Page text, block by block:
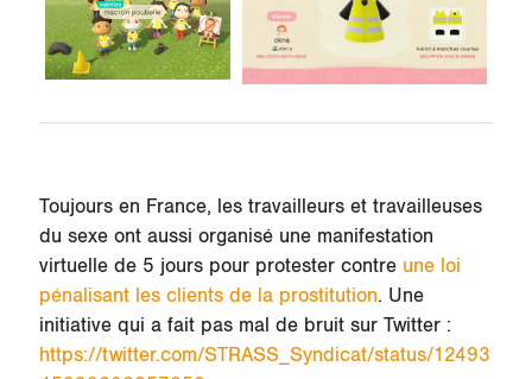
Toujours en France, les travailleurs et travailleuses
du sexe ont aussi organisé une manifestation
virtuelle de 5 jours pour protester contre une loi
pénalisant les clients de la prostitution. Une
initiative qui a fait pas mal de bruit sur Twitter :
https://twitter.com/STRASS_Syndicat/status/12493